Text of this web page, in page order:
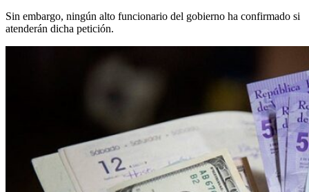
Sin embargo, ningún alto funcionario del gobierno ha confirmado si
atenderán dicha petición.